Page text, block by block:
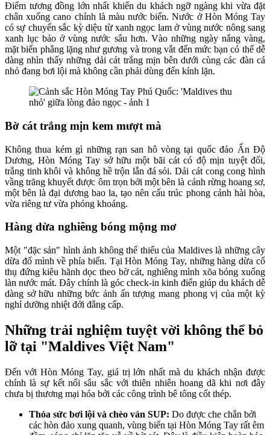
Điểm tương đồng lớn nhất khiến du khách ngỡ ngàng khi vừa đặt
chân xuống cano chính là màu nước biển. Nước ở Hòn Móng Tay
có sự chuyển sắc kỳ diệu từ xanh ngọc lam ở vùng nước nông sang
xanh lục bảo ở vùng nước sâu hơn. Vào những ngày nắng vàng,
mặt biển phẳng lặng như gương và trong vắt đến mức bạn có thể dễ
dàng nhìn thấy những dải cát trắng mịn bên dưới cùng các đàn cá
nhỏ đang bơi lội mà không cần phải dùng đến kính lặn.
Bờ cát trắng mịn kem mượt mà
Không thua kém gì những rạn san hô vòng tại quốc đảo Ấn Độ
Dương, Hòn Móng Tay sở hữu một bãi cát có độ mịn tuyệt đối,
trắng tinh khôi và không hề trộn lẫn đá sỏi. Dải cát cong cong hình
vầng trăng khuyết được ôm trọn bởi một bên là cánh rừng hoang sơ,
một bên là đại dương bao la, tạo nên cấu trúc phong cảnh hài hòa,
vừa riêng tư vừa phóng khoáng.
Hàng dừa nghiêng bóng mộng mơ
Một "đặc sản" hình ảnh không thể thiếu của Maldives là những cây
dừa đổ mình về phía biển. Tại Hòn Móng Tay, những hàng dừa cổ
thụ đứng kiêu hãnh dọc theo bờ cát, nghiêng mình xõa bóng xuống
làn nước mát. Đây chính là góc check-in kinh điển giúp du khách dễ
dàng sở hữu những bức ảnh ấn tượng mang phong vị của một kỳ
nghỉ dưỡng nhiệt đới đẳng cấp.
Những trải nghiệm tuyệt vời không thể bỏ
lỡ tại "Maldives Việt Nam"
Đến với Hòn Móng Tay, giá trị lớn nhất mà du khách nhận được
chính là sự kết nối sâu sắc với thiên nhiên hoang dã khi nơi đây
chưa bị thương mại hóa bởi các công trình bê tông cốt thép.
Thỏa sức bơi lội và chèo ván SUP: Do được che chắn bởi
các hòn đảo xung quanh, vùng biển tại Hòn Móng Tay rất êm